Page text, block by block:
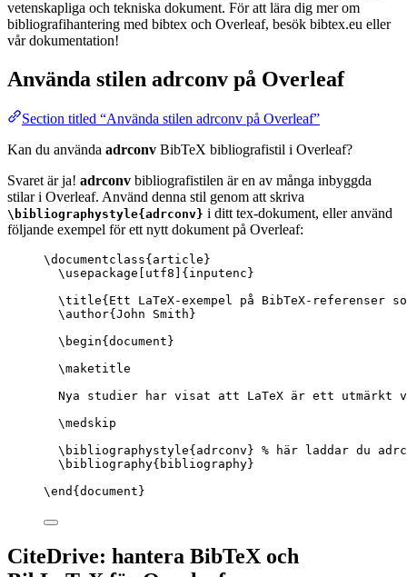
vetenskapliga och tekniska dokument. För att lära dig mer om
bibliografihantering med bibtex och Overleaf, besök bibtex.eu eller
vår dokumentation!
Använda stilen adrconv på Overleaf
Section titled “Använda stilen adrconv på Overleaf”
Kan du använda adrconv BibTeX bibliografistil i Overleaf?
Svaret är ja! adrconv bibliografistilen är en av många inbyggda
stilar i Overleaf. Använd denna stil genom att skriva
\bibliographystyle{adrconv} i ditt tex-dokument, eller använd
följande exempel för ett nytt dokument på Overleaf:
\documentclass{ article }
\usepackage
utf8 ]{ inputenc }
\title{Ett LaTeX-exempel på BibTeX-
\author{John Smith}
\begin{ document }
\maketitle
Nya studier har visat att LaTeX är ett utmärkt
\medskip
\bibliographystyle{adrconv} % här laddar du
\bibliography{bibliography}
\end { document }
CiteDrive: hantera BibTeX och